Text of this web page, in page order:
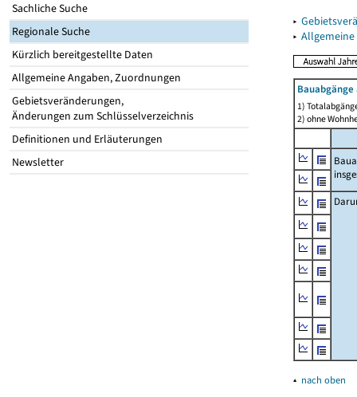
Sachliche Suche
Regionale Suche
Kürzlich bereitgestellte Daten
Allgemeine Angaben, Zuordnungen
Gebietsveränderungen,
Änderungen zum Schlüsselverzeichnis
Definitionen und Erläuterungen
Newsletter
▸
▸
1)
2) ohne
▴ nach oben